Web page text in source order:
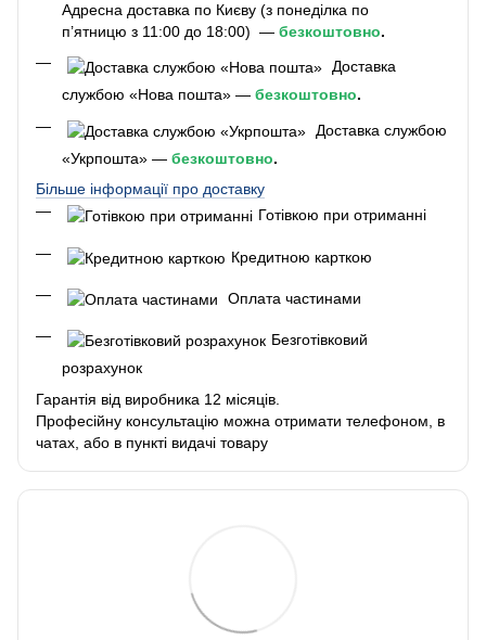
Адресна доставка по Києву (з понеділка по
п’ятницю з 11:00 до 18:00) — безкоштовно.
Доставка
службою «Нова пошта» — безкоштовно.
Доставка службою
«Укрпошта» — безкоштовно.
Більше інформації про доставку
Готівкою при отриманні
Кредитною карткою
Оплата частинами
Безготівковий
розрахунок
Гарантія від виробника 12 місяців.
Професійну консультацію можна отримати телефоном, в
чатах, або в пункті видачі товару